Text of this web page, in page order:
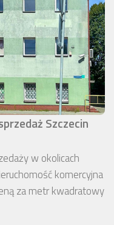
Szczecin
w okolicach
komercyjna
za metr kwadratowy